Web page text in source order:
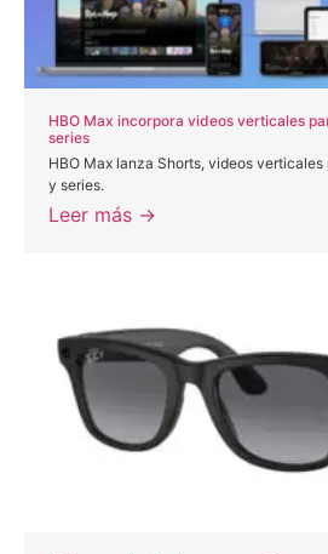
HBO Max incorpora videos verticales
series
HBO Max lanza Shorts, videos
y series.
Leer más →